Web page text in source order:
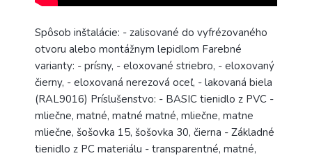
Spôsob inštalácie: - zalisované do vyfrézovaného
otvoru alebo montážnym lepidlom Farebné
varianty: - prísny, - eloxované striebro, - eloxovaný
čierny, - eloxovaná nerezová oceľ, - lakovaná biela
(RAL9016) Príslušenstvo: - BASIC tienidlo z PVC -
mliečne, matné, matné matné, mliečne, matne
mliečne, šošovka 15, šošovka 30, čierna - Základné
tienidlo z PC materiálu - transparentné, matné,